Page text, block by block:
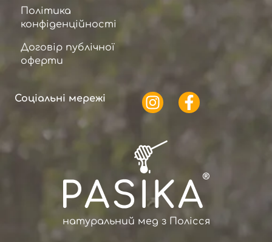
натуральний мед з Полісся
Політика
конфіденційності
Договір публічної
оферти
Соціальні мережі